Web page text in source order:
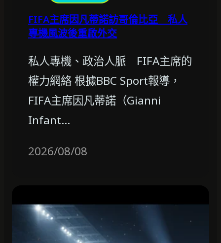
FIFA主席因凡蒂諾訪哥倫比亞 私人
專機風波後重啟外交
私人專機、政治人脈 FIFA主席的
權力網絡 根據BBC Sport報導，
FIFA主席因凡蒂諾（Gianni
Infant…
2026/08/08